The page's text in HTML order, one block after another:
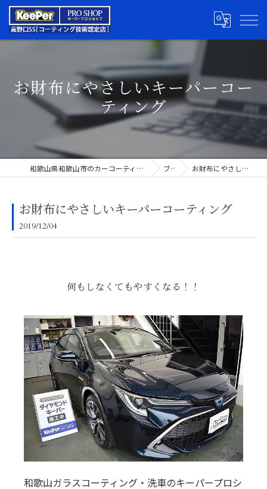
お財布にやさしいキーパーコー
ティング
和歌山県和歌山市のカーコーティングならキーパープロショップ高野口SS ブログ お財布にやさしいキーパーコーティング
お財布にやさしいキーパーコーティング
2019/12/04
何もしなくてもやすくなる！！
和歌山ガラスコーティング・洗車のキーパープロシ